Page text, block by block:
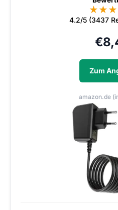
★★★
4.2/5 (3437
€
Zum
amazon.de